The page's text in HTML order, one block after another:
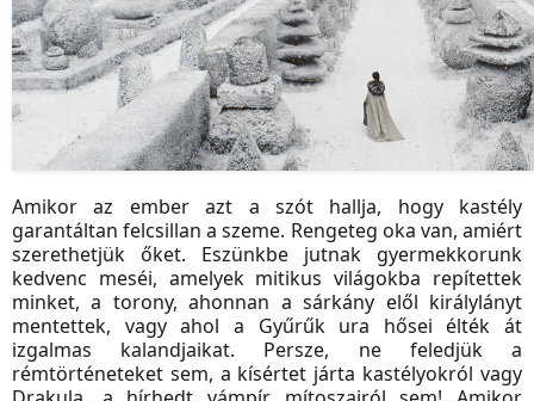
Amikor az ember azt a szót hallja, hogy kastély
garantáltan felcsillan a szeme. Rengeteg oka van, amiért
szerethetjük őket. Eszünkbe jutnak gyermekkorunk
kedvenc meséi, amelyek mitikus világokba repítettek
minket, a torony, ahonnan a sárkány elől királylányt
mentettek, vagy ahol a Gyűrűk ura hősei élték át
izgalmas kalandjaikat. Persze, ne feledjük a
rémtörténeteket sem, a kísértet járta kastélyokról vagy